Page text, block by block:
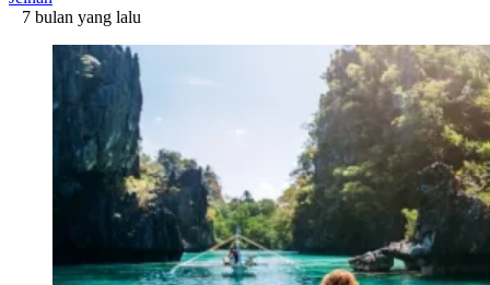
7 bulan yang lalu